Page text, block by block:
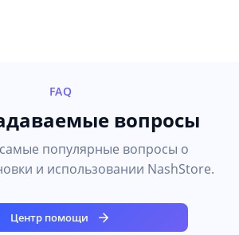
FAQ
вопросы
популярные вопросы о
и использовании NashStore.
Центр помощи